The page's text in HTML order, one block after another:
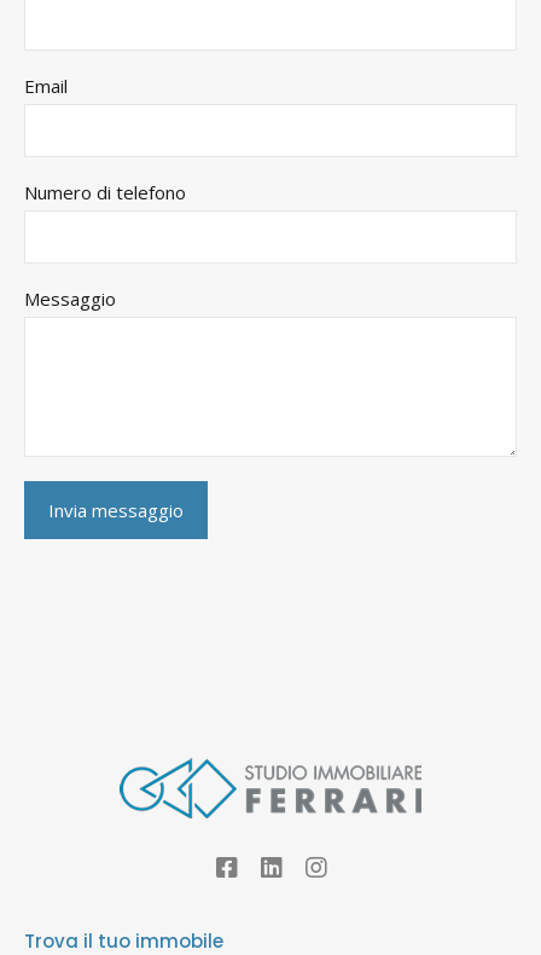
Email
Numero di telefono
Messaggio
Trova il tuo immobile